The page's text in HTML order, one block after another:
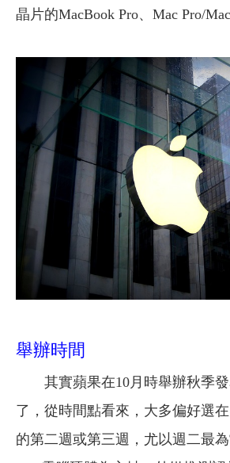
晶片的MacBook Pro、Mac Pro/
舉辦時間
其實蘋果在10月時舉辦秋季
了，從時間點看來，大多偏好選
的第二週或第三週，尤以週二最